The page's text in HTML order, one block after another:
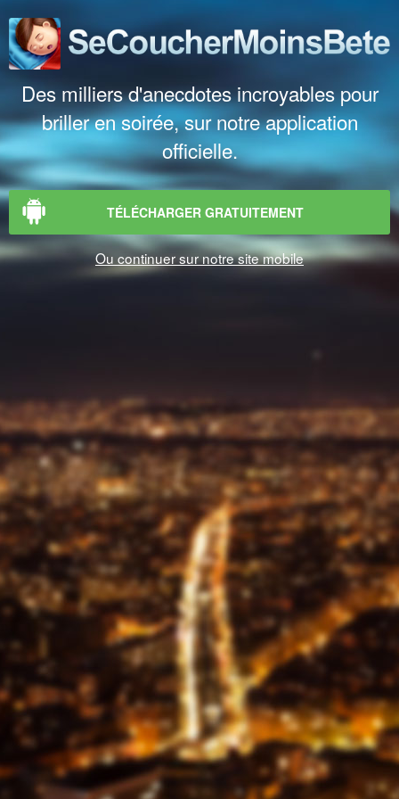
Des milliers d'anecdotes incroyables pour
briller en soirée, sur notre application
officielle.
TÉLÉCHARGER GRATUITEMENT
Ou continuer sur notre site mobile